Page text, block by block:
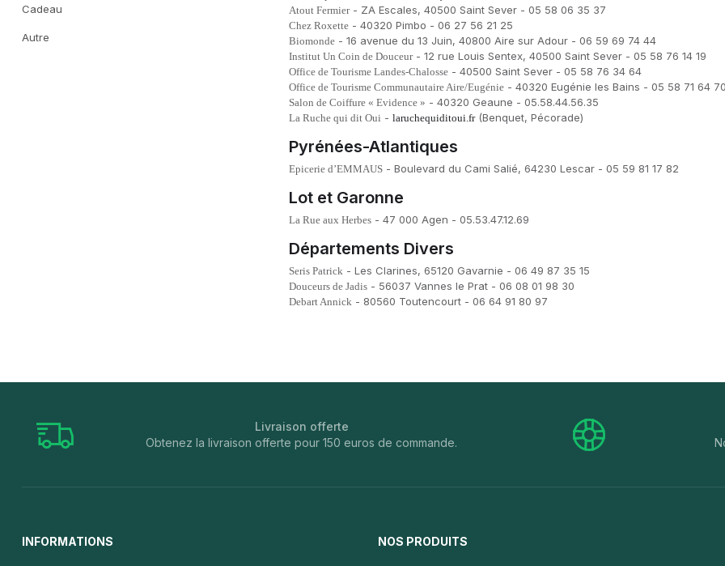
Cadeau
Autre
Atout Fermier- ZA Escales, 40500 Saint Sever - 05 58 06 35 37
Chez Roxette - 40320 Pimbo - 06 27 56 21 25
Biomonde - 16 avenue du 13 Juin, 40800 Aire sur Adour - 06 59 69 74 44
Institut Un Coin de Douceur- 12 rue Louis Sentex, 40500 Saint Sever - 05 58 76 14 19
Office de Tourisme Landes-Chalosse - 40500 Saint Sever - 05 58 76 34 64
Office de Tourisme Communautaire Aire/Eugénie - 40320 Eugénie les Bains - 05 58 71 64 70
Salon de Coiffure « Evidence » - 40320 Geaune - 05.58.44.56.35
La Ruche qui dit Oui - laruchequiditoui.fr(Benquet, Pécorade)
Pyrénées-Atlantiques
Epicerie d’EMMAUS - Boulevard du Cami Salié, 64230 Lescar - 05 59 81 17 82
Lot et Garonne
La Rue aux Herbes - 47 000 Agen - 05.53.47.12.69
Départements Divers
Seris Patrick - Les Clarines, 65120 Gavarnie - 06 49 87 35 15
Douceurs de Jadis - 56037 Vannes le Prat - 06 08 01 98 30
Debart Annick - 80560 Toutencourt - 06 64 91 80 97
Livraison offerte
Obtenez la livraison offerte pour 150 euros de commande.
INFORMATIONS NOS PRODUITS